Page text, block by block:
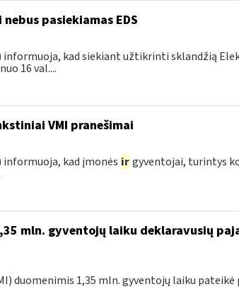
pasiekiamas EDS
informuoja, kad siekiant užtikrinti sklandžią
16 val....
VMI pranešimai
informuoja, kad įmonės ir gyventojai, turintys
mln. gyventojų laiku deklaravusių
duomenimis 1,35 mln. gyventojų laiku pateikė